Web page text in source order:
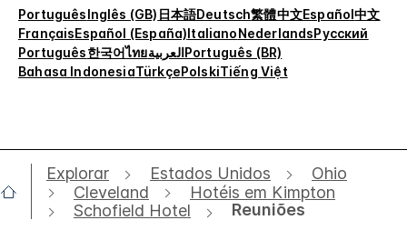
PortuguêsInglês (GB) 日本語Deutsch繁體中文Español中文
FrançaisEspañol (España)ItalianoNederlandsРусский
Português한국어ไทยالعربيةPortuguês (BR)
Bahasa IndonesiaTürkçePolskiTiếng Việt
Explorar Estados Unidos
Ohio
Cleveland
Hotéis em Kimpton
Schofield Hotel
Reuniões